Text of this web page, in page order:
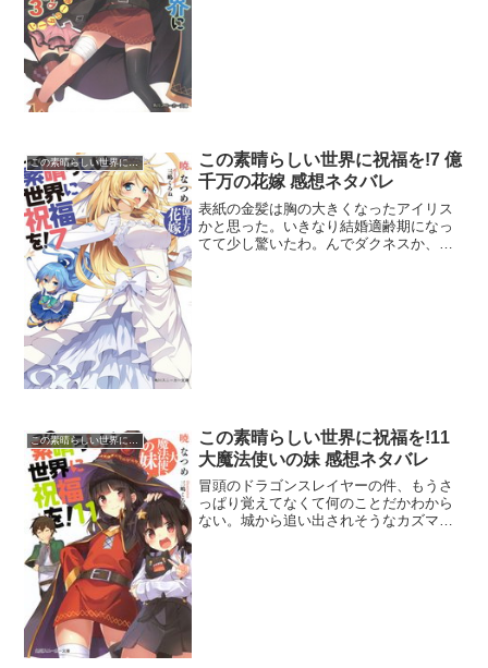
この素晴らしい世界に祝福を!
この素晴らしい世界に祝福を!7 億
千万の花嫁 感想ネタバレ
表紙の金髪は胸の大きくなったアイリス
かと思った。いきなり結婚適齢期になっ
てて少し驚いたわ。んでダクネスか、あ
この素晴らしい世界に祝福を!11
大魔法使いの妹 感想ネタバレ
冒頭のドラゴンスレイヤーの件、もうさ
っぱり覚えてなくて何のことだかわから
ない。城から追い出されそうなカズマが